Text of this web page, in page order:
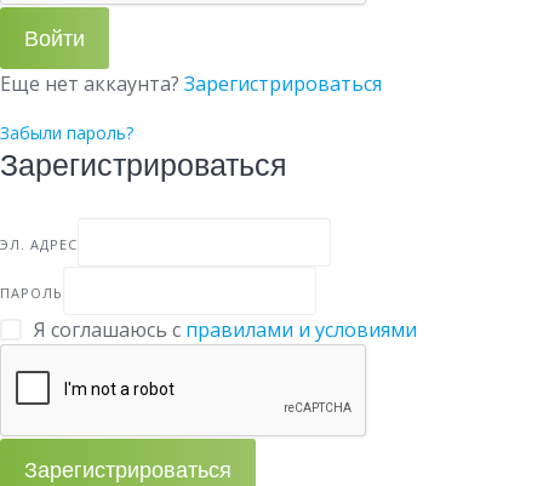
Войти
Еще нет аккаунта? Зарегистрироваться
Забыли пароль?
Зарегистрироваться
ЭЛ. АДРЕС
ПАРОЛЬ
Я соглашаюсь с правилами и условиями
Зарегистрироваться